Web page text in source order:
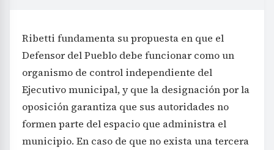
Ribetti fundamenta su propuesta en que el
Defensor del Pueblo debe funcionar como un
organismo de control independiente del
Ejecutivo municipal, y que la designación por la
oposición garantiza que sus autoridades no
formen parte del espacio que administra el
municipio. En caso de que no exista una tercera